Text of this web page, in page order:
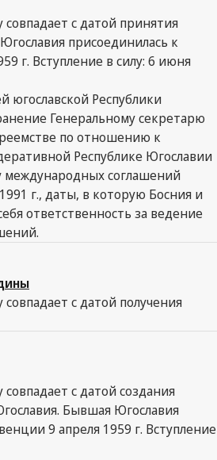
совпадает с датой принятия
присоединилась к
г. Вступление в силу: 6 июня
югославской Республики
Генеральному секретарю
по отношению к
Республике Югославии
международных соглашений
г., даты, в которую Босния и
ответственность за ведение
совпадает с датой получения
совпадает с датой создания
Бывшая Югославия
9 апреля 1959 г. Вступление